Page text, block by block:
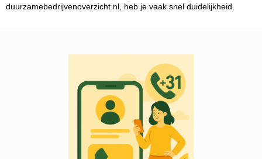
duurzamebedrijvenoverzicht.nl, heb je vaak snel duidelijkheid.